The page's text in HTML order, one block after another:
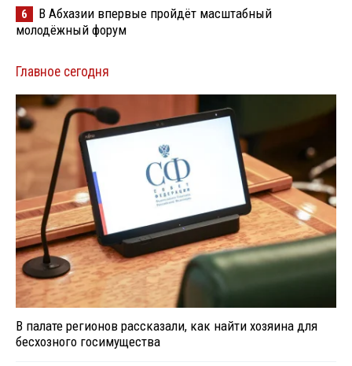
6
В Абхазии впервые пройдёт масштабный
молодёжный форум
Главное сегодня
В палате регионов рассказали, как найти хозяина для
бесхозного госимущества